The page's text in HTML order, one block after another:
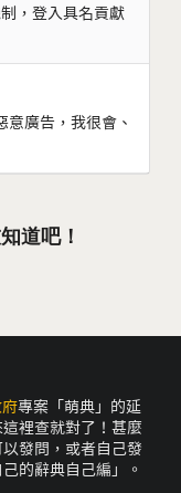
，登入具名貢獻
廣告，我很會、
道吧！
專案「萌典」的延
裡查就對了！甚麼
發問，或者自己發
的辭典自己編」。